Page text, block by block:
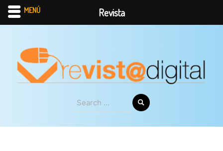
content
Search
for:
MENÚ Revista